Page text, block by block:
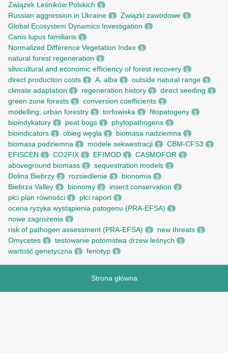
Związek Leśników Polskich 1
Russian aggression in Ukraine 1 Związki zawodowe 1
Global Ecosystem Dynamics Investigation 1
Canis lupus familiaris 1
Normalized Difference Vegetation Index 1
natural forest regeneration 1
silvicultural and economic efficiency of forest recovery 1
direct production costs 1 A. alba 1 outside natural range 1
climate adaptation 1 regeneration history 1 direct seeding 1
green zone forests 1 conversion coefficients 1
modelling; urban forestry 1 torfowiska 1 fitopatogeny 1
bioindykatory 1 peat bogs 1 phytopathogens 1
bioindicators 1 obieg węgla 1 biomasa nadziemna 1
biomasa podziemna 1 modele sekwestracji 1 CBM-CFS3 1
EFISCEN 1 CO2FIX 1 EFIMOD 1 CASMOFOR 1
aboveground biomass 1 sequestration models 1
Dolina Biebrzy 2 rozsiedlenie 3 bionomia 3
Biebrza Valley 2 bionomy 2 insect conservation 2
płci plan równości 1 płci raport 1
ocena ryzyka wystąpienia patogenu (PRA-EFSA) 1
nowe zagrożenia 1
risk of pathogen assessment (PRA-EFSA) 1 new threats 1
Omycetes 1 testowanie potomstwa drzew leśnych 1
wartość genetyczna 1 fenotyp 1
Strona główna